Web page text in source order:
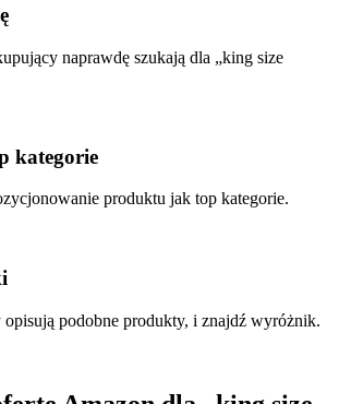
naprawdę szukają dla „king size
kategorie
produktu jak top kategorie.
podobne produkty, i znajdź wyróżnik.